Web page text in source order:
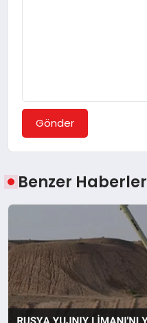
Gönder
Benzer Haberler